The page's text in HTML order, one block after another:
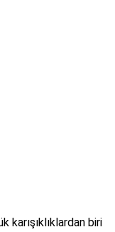
karışıklıklardan biri